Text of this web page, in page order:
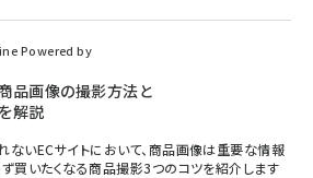
Powered by
品画像の撮影方法と
解説
ないECサイトにおいて、商品画像は重要な情報
買いたくなる商品撮影3つのコツを紹介します